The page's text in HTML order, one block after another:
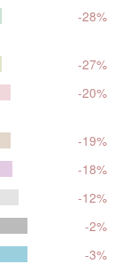
-28%
-27%
-20%
-19%
-18%
-12%
-2%
-3%